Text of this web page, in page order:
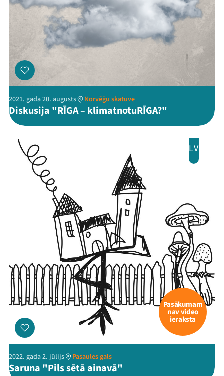
ThreadsFacebookYoutube
X Instagram
Flick
2021. gada 20. augusts Norvēģu skatuve
Diskusija "RĪGA – klimatnotuRĪGA?"
LV
Pasākumam
nav video
ieraksta
2022. gada 2. jūlijs Pasaules gals
Saruna "Pils sētā ainavā"